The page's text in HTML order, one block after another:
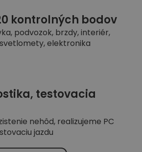
kontrolných bodov
podvozok, brzdy, interiér,
elektronika
testovacia
nehôd, realizujeme PC
jazdu